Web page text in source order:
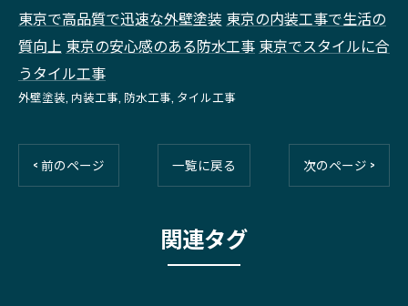
東京で高品質で迅速な外壁塗装 東京の内装工事で生活の
質向上 東京の安心感のある防水工事 東京でスタイルに合
うタイル工事
外壁塗装 内装工事 防水工事 タイル工事
< 前のページ 一覧に戻る 次のページ >
関連タグ